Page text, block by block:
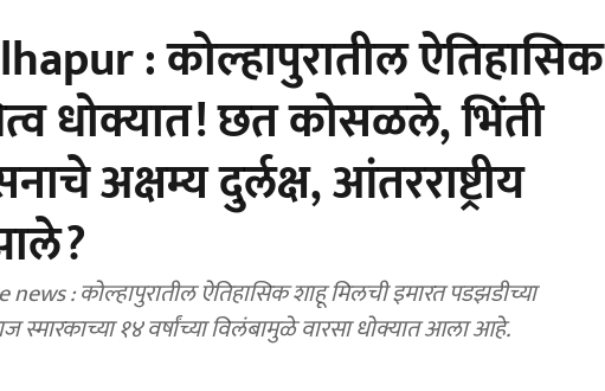
: कोल्हापुरातील ऐतिहासिक
धोक्यात! छत कोसळले, भिंती
अक्षम्य दुर्लक्ष, आंतरराष्ट्रीय
: कोल्हापुरातील ऐतिहासिक शाहू मिलची इमारत पडझडीच्या
स्मारकाच्या १४ वर्षांच्या विलंबामुळे वारसा धोक्यात आला आहे.